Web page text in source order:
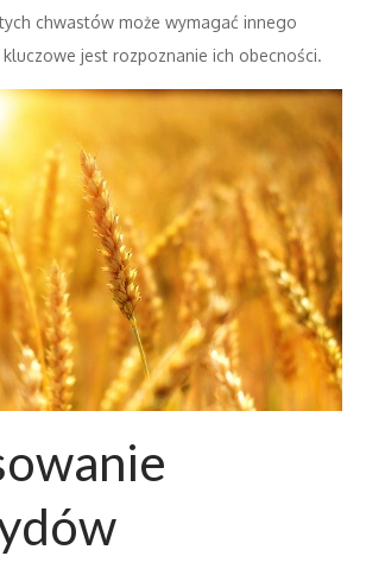
chwastów może wymagać innego
jest rozpoznanie ich obecności.